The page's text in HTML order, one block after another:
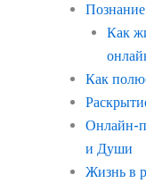
Как
Как
Онлайн-
и Души
Жизнь в